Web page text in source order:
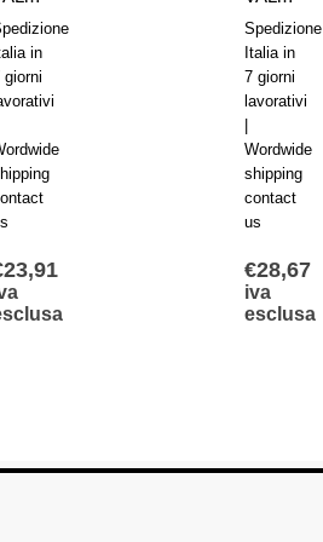
in
giorni
23,91
Spedizione
Italia in
7 giorni
lavorativi
Wordwide
shipping
contact
us
€28,67
iva
esclusa